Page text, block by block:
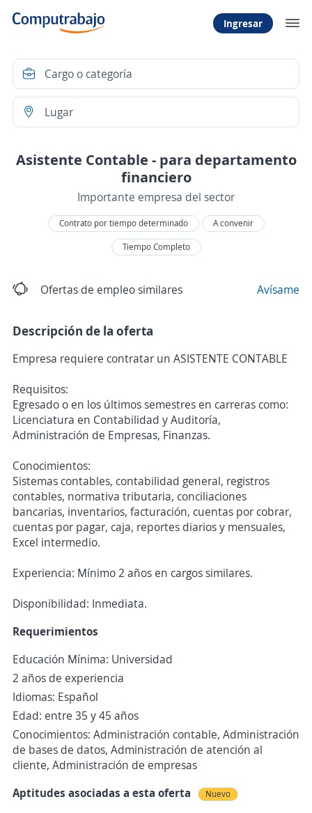
Ingresar
Asistente Contable - para departamento
financiero
Importante empresa del sector
Contrato por tiempo determinado
A convenir
Tiempo Completo
Ofertas de empleo similares Avísame
Descripción de la oferta
Empresa requiere contratar un ASISTENTE CONTABLE
Requisitos:
Egresado o en los últimos semestres en carreras como:
Licenciatura en Contabilidad y Auditoría,
Administración de Empresas, Finanzas.
Conocimientos:
Sistemas contables, contabilidad general, registros
contables, normativa tributaria, conciliaciones
bancarias, inventarios, facturación, cuentas por cobrar,
cuentas por pagar, caja, reportes diarios y mensuales,
Excel intermedio.
Experiencia: Mínimo 2 años en cargos similares.
Disponibilidad: Inmediata.
Requerimientos
Educación Mínima: Universidad
2 años de experiencia
Idiomas: Español
Edad: entre 35 y 45 años
Conocimientos: Administración contable, Administración
de bases de datos, Administración de atención al
cliente, Administración de empresas
Aptitudes asociadas a esta oferta
Nuevo